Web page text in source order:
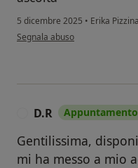
5 dicembre 2025 • Erika
secondo l'opinione dell'utente
Segnala abuso
D.R
Gentilissima,
mi ha messo a mio